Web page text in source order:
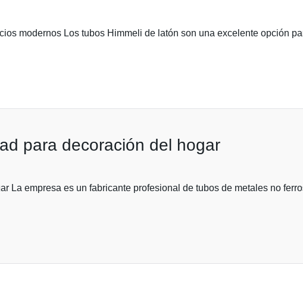
modernos Los tubos Himmeli de latón son una excelente opción
para decoración del hogar
La empresa es un fabricante profesional de tubos de metales no